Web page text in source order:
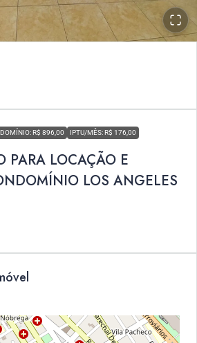
R$ 896,00 IPTU/MÊS: R$ 176,00
PARA LOCAÇÃO E
LOS ANGELES